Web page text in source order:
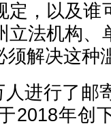
定，以及谁
立法机构、
解决这种
进行了邮
2018年创